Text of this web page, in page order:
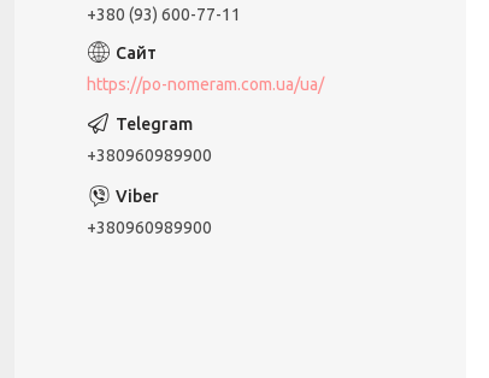
+380 (93) 600-77-11
https://po-nomeram.com.ua/ua/
+380960989900
+380960989900